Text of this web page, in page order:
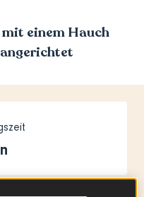
einem Hauch